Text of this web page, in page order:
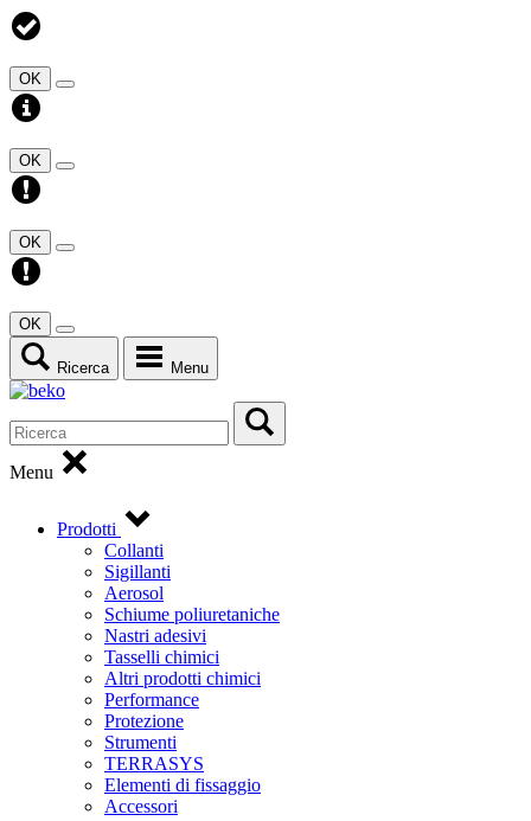
OK
OK
OK
OK
Ricerca Menu
Menu
Prodotti
Collanti
Sigillanti
Aerosol
Schiume poliuretaniche
Nastri adesivi
Tasselli chimici
Altri prodotti chimici
Performance
Protezione
Strumenti
TERRASYS
Elementi di fissaggio
Accessori